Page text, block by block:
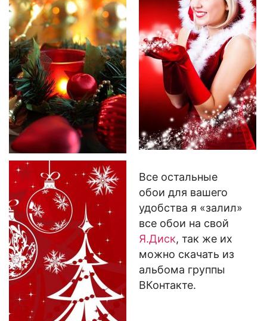
Все остальные
обои для вашего
удобства я «залил»
все обои на свой
Я.Диск, так же их
можно скачать из
альбома группы
ВКонтакте.